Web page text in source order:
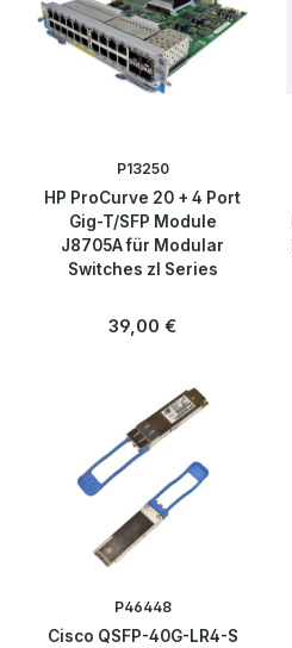
P13250
HP ProCurve 20 + 4 Port
Gig-T/SFP Module
J8705A für Modular
Switches zl Series
Regulärer Preis:
39,00 €
P46448
Cisco QSFP-40G-LR4-S